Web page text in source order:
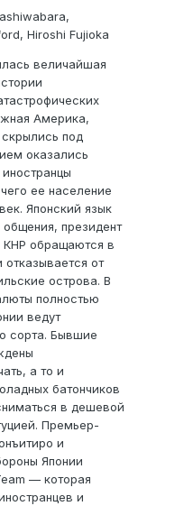
Hiroshi Fujioka
величайшая
Америка,
под
оказались
ее население
Японский язык
президент
обращаются в
от
острова. В
полностью
ведут
сорта. Бывшие
а то и
батончиков
в дешевой
Премьер-
и
Японии
— которая
и